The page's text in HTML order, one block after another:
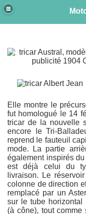
Elle montre le
fut homologué le 14
tricar de la nouvelle
encore le Tri-
reprend le fauteuil
mode. La partie
également inspirés
est déjà celui du
livraison. Le
colonne de direction
remplacé par un
sur le tube horizontal
(à cône), tout comme